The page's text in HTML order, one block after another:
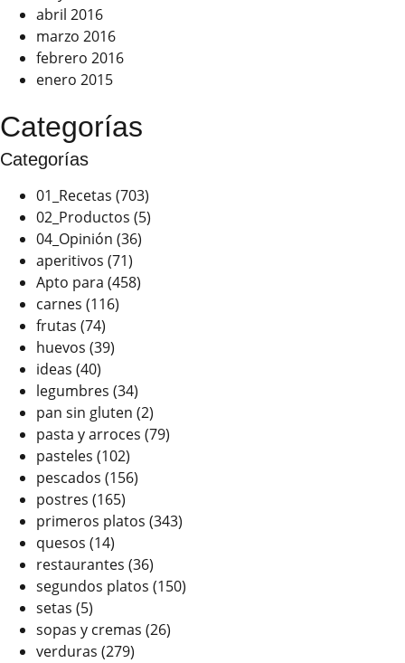
abril 2016
marzo 2016
febrero 2016
enero 2015
Categorías
Categorías
01_Recetas (703)
02_Productos (5)
04_Opinión (36)
aperitivos (71)
Apto para (458)
carnes (116)
frutas (74)
huevos (39)
ideas (40)
legumbres (34)
pan sin gluten (2)
pasta y arroces (79)
pasteles (102)
pescados (156)
postres (165)
primeros platos (343)
quesos (14)
restaurantes (36)
segundos platos (150)
setas (5)
sopas y cremas (26)
verduras (279)